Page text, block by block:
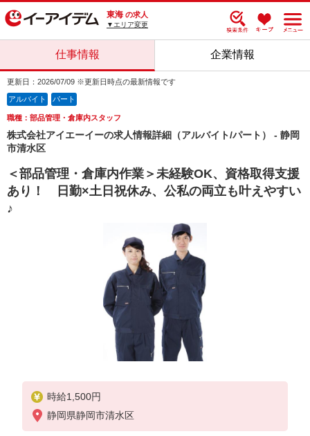
東海 の求人
▼エリア変更
仕事情報 企業情報
更新日：2026/07/09 ※更新日時点の最新情報です
アルバイト パート
職種：部品管理・倉庫内スタッフ
株式会社アイエーイーの求人情報詳細（アルバイト/パート） - 静岡
市清水区
＜部品管理・倉庫内作業＞未経験OK、資格取得支援
あり！ 日勤×土日祝休み、公私の両立も叶えやすい
♪
時給1,500円
静岡県静岡市清水区